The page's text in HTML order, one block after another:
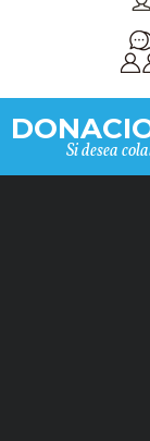
Si desea